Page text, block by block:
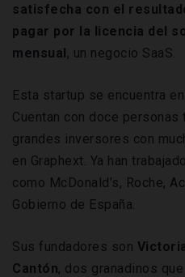
satisfecha con el
pagar por la licencia del
mensual, un negocio SaaS.
Esta startup se encuentra
Cuentan con doce
grandes inversores con
en Graphext. Ya han
como McDonald’s, Roche,
Gobierno de España.
Sus fundadores son
Cantón, dos granadinos